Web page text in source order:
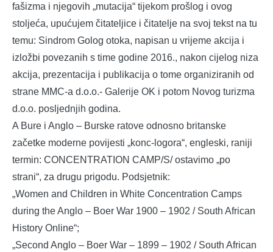
fašizma i njegovih „mutacija“ tijekom prošlog i ovog
stoljeća, upućujem čitateljice i čitatelje na svoj tekst na tu
temu: Sindrom Golog otoka, napisan u vrijeme akcija i
izložbi povezanih s time godine 2016., nakon cijelog niza
akcija, prezentacija i publikacija o tome organiziranih od
strane MMC-a d.o.o.- Galerije OK i potom Novog turizma
d.o.o. posljednjih godina.
A Bure i Anglo – Burske ratove odnosno britanske
začetke moderne povijesti „konc-logora“, engleski, raniji
termin: CONCENTRATION CAMP/S/ ostavimo „po
strani“, za drugu prigodu. Podsjetnik:
„Women and Children in White Concentration Camps
during the Anglo – Boer War 1900 – 1902 / South African
History Online“;
„Second Anglo – Boer War – 1899 – 1902 / South African